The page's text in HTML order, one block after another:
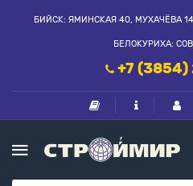
БИЙСК: ЯМИНСКАЯ 40, МУХАЧЁВА
БЕЛОКУРИХА:
+7